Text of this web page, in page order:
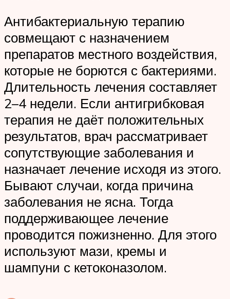
Антибактериальную терапию
совмещают с назначением
препаратов местного воздействия,
которые не борются с бактериями.
Длительность лечения составляет
2–4 недели. Если антигрибковая
терапия не даёт положительных
результатов, врач рассматривает
сопутствующие заболевания и
назначает лечение исходя из этого.
Бывают случаи, когда причина
заболевания не ясна. Тогда
поддерживающее лечение
проводится пожизненно. Для этого
используют мази, кремы и
шампуни с кетоконазолом.